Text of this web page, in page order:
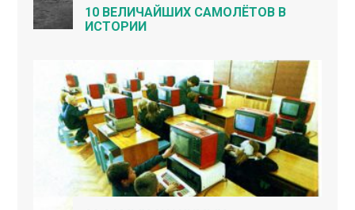
10 ВЕЛИЧАЙШИХ САМОЛЁТОВ В
ИСТОРИИ